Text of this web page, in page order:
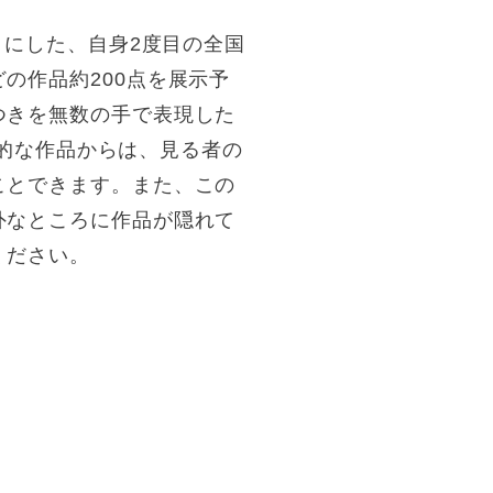
した、自身2度目の全国
作品約200点を展示予
を無数の手で表現した
な作品からは、見る者の
できます。また、この
ところに作品が隠れて
さい。